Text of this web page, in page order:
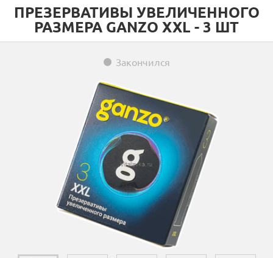
ПРЕЗЕРВАТИВЫ УВЕЛИЧЕННОГО
РАЗМЕРА GANZO XXL - 3 ШТ
Закончился